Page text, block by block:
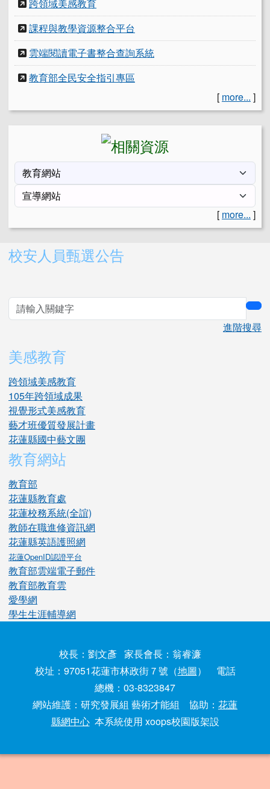
跨領域美感教育
課程與教學資源整合平台
雲端閱讀電子書整合查詢系統
教育部全民安全指引專區
[ more... ]
[ more... ]
右邊區域內容
校安人員甄選公告
進階搜尋
美感教育
跨領域美感教育
105年跨領域成果
視覺形式美感教育
藝才班優質發展計畫
花蓮縣國中藝文團
教育網站
教育部
花蓮縣教育處
花蓮校務系統(全誼)
教師在職進修資訊網
花蓮縣英語護照網
花蓮OpenID認證平台
教育部雲端電子郵件
教育部教育雲
愛學網
學生生涯輔導網
校長：劉文彥 家長會長：翁睿濂
校址：97051花蓮市林政街７號（地圖） 電話
總機：03-8323847
網站維護：研究發展組 藝術才能組 協助： 花蓮
縣網中心本系統使用 xoops校園版架設